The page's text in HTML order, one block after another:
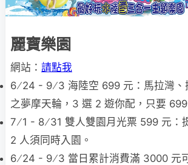
麗寶樂園
網站： 請點我
6 ∕ 24 - 9 ∕ 3 海陸空 699 元：馬拉灣
之夢摩天輪，3 選 2 遊你配，只要 699
7 ∕ 1 - 8 ∕ 31 雙人雙園月光票 599 元：
2 人須同時入園。
6 ∕ 24 - 9 ∕ 3 當日累計消費滿 3000 元